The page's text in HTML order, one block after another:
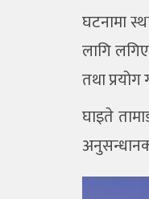
घटनामा
लागि
तथा
घाइते